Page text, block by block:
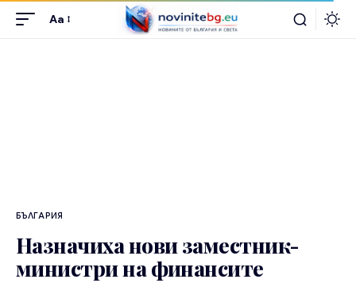
Aa
БЪЛГАРИЯ
Назначиха нови заместник-
министри на финансите